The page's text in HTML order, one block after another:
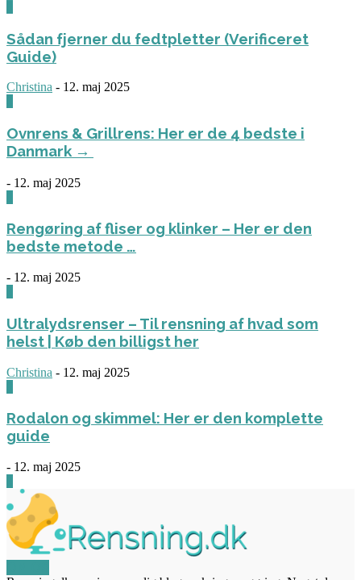
Sådan fjerner du fedtpletter (Verificeret
Guide)
Christina - 12. maj 2025
Ovnrens & Grillrens: Her er de 4 bedste i
Danmark →
- 12. maj 2025
Rengøring af fliser og klinker – Her er den
bedste metode …
- 12. maj 2025
Ultralydsrenser – Til rensning af hvad som
helst | Køb den billigst her
Christina - 12. maj 2025
Rodalon og skimmel: Her er den komplette
guide
- 12. maj 2025